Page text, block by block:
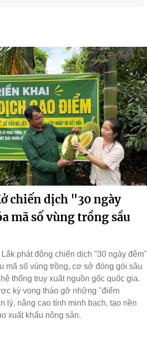
chiến dịch "30 ngày
mã số vùng trồng sầu
phát động chiến dịch "30 ngày đêm"
mã số vùng trồng, cơ sở đóng gói sầu
thống truy xuất nguồn gốc quốc gia.
kỳ vọng tháo gỡ những "điểm
lý, nâng cao tính minh bạch, tạo nền
xuất khẩu nông sản.